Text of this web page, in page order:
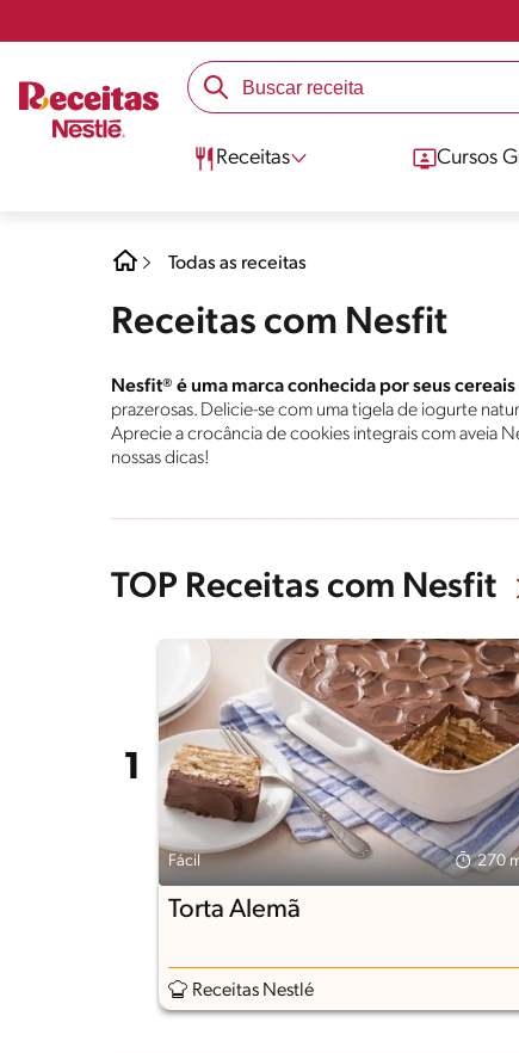
Receitas Cursos
Todas as receitas
Receitas com Nesfit
Nesfit® é uma marca conhecida por seus
prazerosas. Delicie-se com uma tigela de iogurte
Aprecie a crocância de cookies integrais com aveia
nossas dicas!
TOP Receitas com Nesfit
Fácil 270
Torta Alemã
Receitas Nestlé